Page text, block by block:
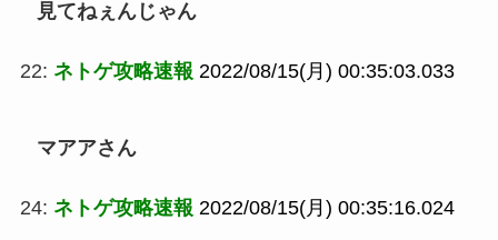
見てねぇんじゃん
22: ネトゲ攻略速報 2022/08/15(月) 00:35:03.033
マアアさん
24: ネトゲ攻略速報 2022/08/15(月) 00:35:16.024